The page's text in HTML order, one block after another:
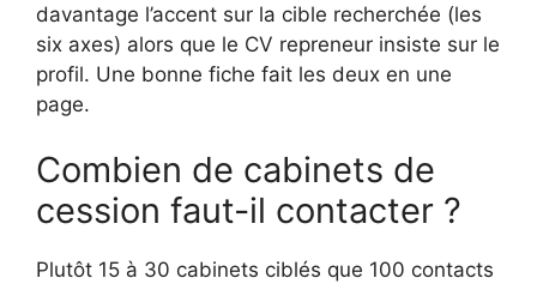
davantage l’accent sur la cible recherchée (les
six axes) alors que le CV repreneur insiste sur le
profil. Une bonne fiche fait les deux en une
page.
Combien de cabinets de
cession faut-il contacter ?
Plutôt 15 à 30 cabinets ciblés que 100 contacts